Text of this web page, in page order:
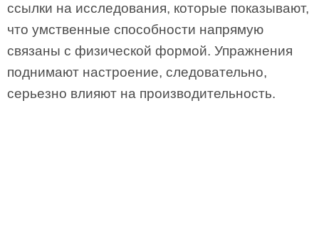
ссылки на исследования, которые показывают,
что умственные способности напрямую
связаны с физической формой. Упражнения
поднимают настроение, следовательно,
серьезно влияют на производительность.